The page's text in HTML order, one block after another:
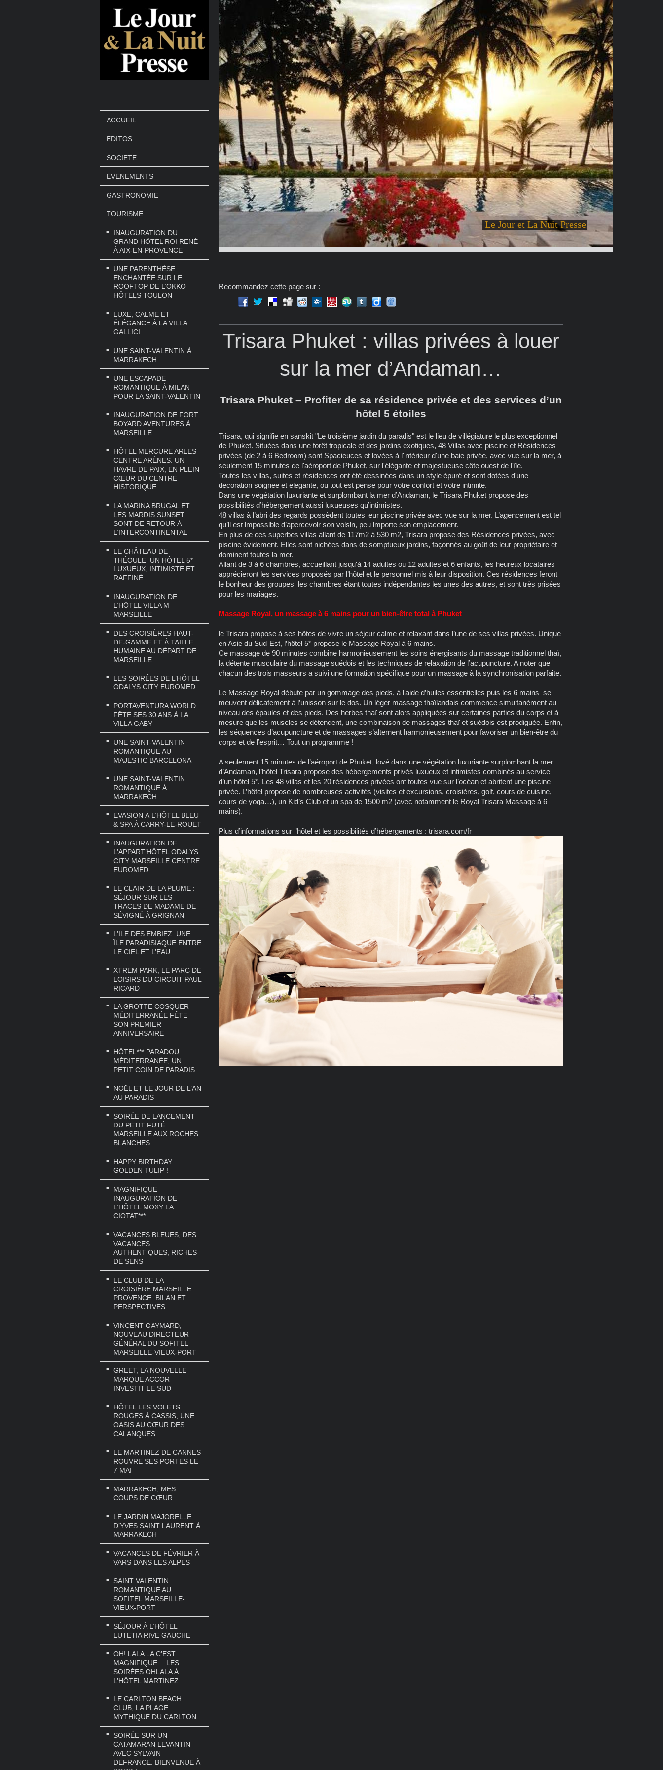
ACCUEIL
EDITOS
SOCIETE
EVENEMENTS
GASTRONOMIE
TOURISME
INAUGURATION DU
GRAND HÔTEL ROI RENÉ
À AIX-EN-PROVENCE
UNE PARENTHÈSE
ENCHANTÉE SUR LE
ROOFTOP DE L’OKKO
HÔTELS TOULON
LUXE, CALME ET
ÉLÉGANCE À LA VILLA
GALLICI
UNE SAINT-VALENTIN À
MARRAKECH
UNE ESCAPADE
ROMANTIQUE À MILAN
POUR LA SAINT-VALENTIN
INAUGURATION DE FORT
BOYARD AVENTURES À
MARSEILLE
HÔTEL MERCURE ARLES
CENTRE ARÈNES. UN
HAVRE DE PAIX, EN PLEIN
CŒUR DU CENTRE
HISTORIQUE
LA MARINA BRUGAL ET
LES MARDIS SUNSET
SONT DE RETOUR À
L’INTERCONTINENTAL
LE CHÂTEAU DE
THÉOULE, UN HÔTEL 5*
LUXUEUX, INTIMISTE ET
RAFFINÉ
INAUGURATION DE
L’HÔTEL VILLA M
MARSEILLE
DES CROISIÈRES HAUT-
DE-GAMME ET À TAILLE
HUMAINE AU DÉPART DE
MARSEILLE
LES SOIRÉES DE L’HÔTEL
ODALYS CITY EUROMED
PORTAVENTURA WORLD
FÊTE SES 30 ANS À LA
VILLA GABY
UNE SAINT-VALENTIN
ROMANTIQUE AU
MAJESTIC BARCELONA
UNE SAINT-VALENTIN
ROMANTIQUE À
MARRAKECH
EVASION À L’HÔTEL BLEU
& SPA À CARRY-LE-ROUET
INAUGURATION DE
L’APPART’HÔTEL ODALYS
CITY MARSEILLE CENTRE
EUROMED
LE CLAIR DE LA PLUME :
SÉJOUR SUR LES
TRACES DE MADAME DE
SÉVIGNÉ À GRIGNAN
L’ILE DES EMBIEZ. UNE
ÎLE PARADISIAQUE ENTRE
LE CIEL ET L’EAU
XTREM PARK, LE PARC DE
LOISIRS DU CIRCUIT PAUL
RICARD
LA GROTTE COSQUER
MÉDITERRANÉE FÊTE
SON PREMIER
ANNIVERSAIRE
HÔTEL*** PARADOU
MÉDITERRANÉE, UN
PETIT COIN DE PARADIS
NOËL ET LE JOUR DE L’AN
AU PARADIS
SOIRÉE DE LANCEMENT
DU PETIT FUTÉ
MARSEILLE AUX ROCHES
BLANCHES
HAPPY BIRTHDAY
GOLDEN TULIP !
MAGNIFIQUE
INAUGURATION DE
L’HÔTEL MOXY LA
CIOTAT***
VACANCES BLEUES, DES
VACANCES
AUTHENTIQUES, RICHES
DE SENS
LE CLUB DE LA
CROISIÈRE MARSEILLE
PROVENCE. BILAN ET
PERSPECTIVES
VINCENT GAYMARD,
NOUVEAU DIRECTEUR
GÉNÉRAL DU SOFITEL
MARSEILLE-VIEUX-PORT
GREET, LA NOUVELLE
MARQUE ACCOR
INVESTIT LE SUD
HÔTEL LES VOLETS
ROUGES À CASSIS, UNE
OASIS AU CŒUR DES
CALANQUES
LE MARTINEZ DE CANNES
ROUVRE SES PORTES LE
7 MAI
MARRAKECH, MES
COUPS DE CŒUR
LE JARDIN MAJORELLE
D’YVES SAINT LAURENT À
MARRAKECH
VACANCES DE FÉVRIER À
VARS DANS LES ALPES
SAINT VALENTIN
ROMANTIQUE AU
SOFITEL MARSEILLE-
VIEUX-PORT
SÉJOUR À L’HÔTEL
LUTETIA RIVE GAUCHE
OH! LALA LA C’EST
MAGNIFIQUE… LES
SOIRÉES OHLALA À
L’HÔTEL MARTINEZ
LE CARLTON BEACH
CLUB, LA PLAGE
MYTHIQUE DU CARLTON
SOIRÉE SUR UN
CATAMARAN LEVANTIN
AVEC SYLVAIN
DEFRANCE. BIENVENUE À
Le Jour et La Nuit Presse
Recommandez cette page sur :
Trisara Phuket : villas privées à louer
sur la mer d’Andaman…
Trisara Phuket – Profiter de sa résidence privée et des services d’un
hôtel 5 étoiles
Trisara, qui signifie en sanskit "Le troisième jardin du paradis" est le lieu de villégiature le plus exceptionnel
de Phuket. Situées dans une forêt tropicale et des jardins exotiques, 48 Villas avec piscine et Résidences
privées (de 2 à 6 Bedroom) sont Spacieuces et lovées à l'intérieur d'une baie privée, avec vue sur la mer, à
seulement 15 minutes de l'aéroport de Phuket, sur l'élégante et majestueuse côte ouest de l'île.
Toutes les villas, suites et résidences ont été dessinées dans un style épuré et sont dotées d'une
décoration soignée et élégante, où tout est pensé pour votre confort et votre intimité.
Dans une végétation luxuriante et surplombant la mer d’Andaman, le Trisara Phuket propose des
possibilités d’hébergement aussi luxueuses qu’intimistes.
48 villas à l’abri des regards possèdent toutes leur piscine privée avec vue sur la mer. L’agencement est tel
qu’il est impossible d’apercevoir son voisin, peu importe son emplacement.
En plus de ces superbes villas allant de 117m2 à 530 m2, Trisara propose des Résidences privées, avec
piscine évidement. Elles sont nichées dans de somptueux jardins, façonnés au goût de leur propriétaire et
dominent toutes la mer.
Allant de 3 à 6 chambres, accueillant jusqu’à 14 adultes ou 12 adultes et 6 enfants, les heureux locataires
apprécieront les services proposés par l’hôtel et le personnel mis à leur disposition. Ces résidences feront
le bonheur des groupes, les chambres étant toutes indépendantes les unes des autres, et sont très prisées
pour les mariages.
Massage Royal, un massage à 6 mains pour un bien-être total à Phuket
le Trisara propose à ses hôtes de vivre un séjour calme et relaxant dans l’une de ses villas privées. Unique
en Asie du Sud-Est, l’hôtel 5* propose le Massage Royal à 6 mains.
Ce massage de 90 minutes combine harmonieusement les soins énergisants du massage traditionnel thaï,
la détente musculaire du massage suédois et les techniques de relaxation de l’acupuncture. A noter que
chacun des trois masseurs a suivi une formation spécifique pour un massage à la synchronisation parfaite.
Le Massage Royal débute par un gommage des pieds, à l’aide d’huiles essentielles puis les 6 mains se
meuvent délicatement à l’unisson sur le dos. Un léger massage thaïlandais commence simultanément au
niveau des épaules et des pieds. Des herbes thaï sont alors appliquées sur certaines parties du corps et à
mesure que les muscles se détendent, une combinaison de massages thaï et suédois est prodiguée. Enfin,
les séquences d’acupuncture et de massages s’alternent harmonieusement pour favoriser un bien-être du
corps et de l’esprit… Tout un programme !
A seulement 15 minutes de l’aéroport de Phuket, lové dans une végétation luxuriante surplombant la mer
d’Andaman, l’hôtel Trisara propose des hébergements privés luxueux et intimistes combinés au service
d’un hôtel 5*. Les 48 villas et les 20 résidences privées ont toutes vue sur l’océan et abritent une piscine
privée. L’hôtel propose de nombreuses activités (visites et excursions, croisières, golf, cours de cuisine,
cours de yoga…), un Kid’s Club et un spa de 1500 m2 (avec notamment le Royal Trisara Massage à 6
mains).
Plus d’informations sur l’hôtel et les possibilités d’hébergements : trisara.com/fr